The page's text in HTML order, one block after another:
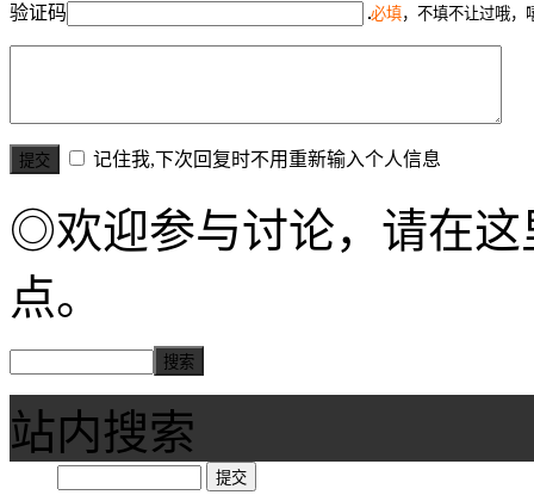
验证码 必填，不填不让过哦，
记住我,下次回复时不用重新输入个人信息
◎欢迎参与讨论，请在这
点。
站内搜索